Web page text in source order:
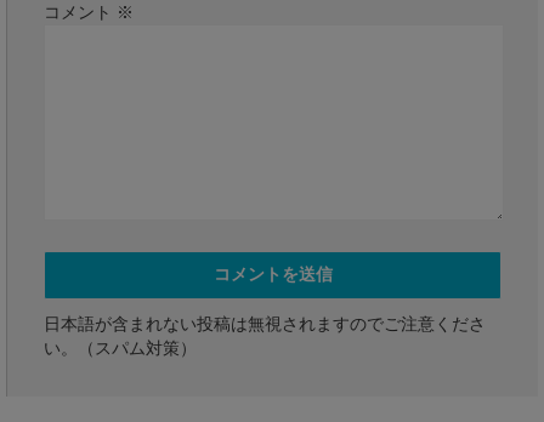
コメント ※
日本語が含まれない投稿は無視されますのでご注意くださ
い。（スパム対策）